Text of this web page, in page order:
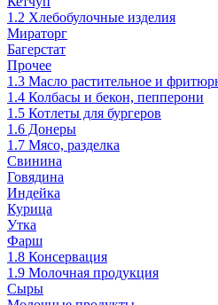
1.2 Хлебобулочные изделия
Мираторг
Багерстат
Прочее
1.3 Масло растительное и
1.4 Колбасы и бекон, пепперони
1.5 Котлеты для бургеров
1.6 Донеры
1.7 Мясо, разделка
Свинина
Говядина
Индейка
Курица
Утка
Фарш
1.8 Консервация
1.9 Молочная продукция
Сыры